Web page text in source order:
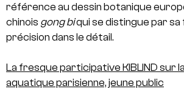
référence au dessin botanique
chinois gong biqui se distingue par sa
précision dans le détail.
La fresque participative KIBLIND sur
aquatique parisienne, jeune public